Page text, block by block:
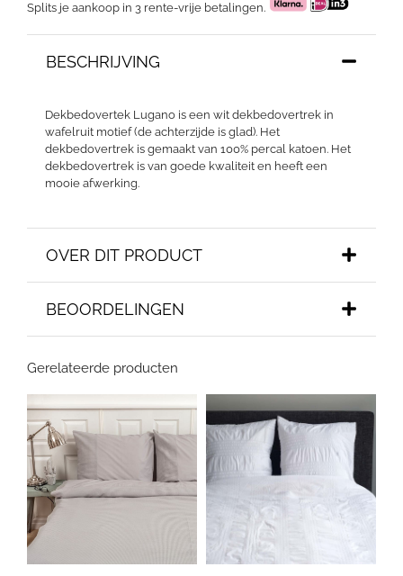
Splits je aankoop in 3 rente-vrije betalingen.
BESCHRIJVING
Dekbedovertek Lugano is een wit dekbedovertrek in
wafelruit motief (de achterzijde is glad). Het
dekbedovertrek is gemaakt van 100% percal katoen. Het
dekbedovertrek is van goede kwaliteit en heeft een
mooie afwerking.
OVER DIT PRODUCT
BEOORDELINGEN
Gerelateerde producten